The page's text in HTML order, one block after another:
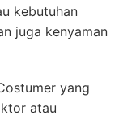
kebutuhan
juga kenyaman
yang
atau